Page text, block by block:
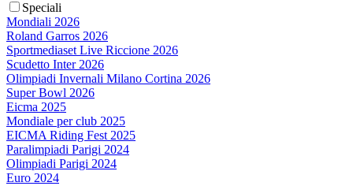
Speciali
Mondiali 2026
Roland Garros 2026
Sportmediaset Live Riccione 2026
Scudetto Inter 2026
Olimpiadi Invernali Milano Cortina 2026
Super Bowl 2026
Eicma 2025
Mondiale per club 2025
EICMA Riding Fest 2025
Paralimpiadi Parigi 2024
Olimpiadi Parigi 2024
Euro 2024